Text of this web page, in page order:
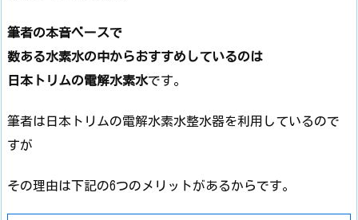
筆者の本音ベースで
数ある水素水の中からおすすめしているのは
日本トリムの電解水素水です。
筆者は日本トリムの電解水素水整水器を利用しているので
すが
その理由は下記の6つのメリットがあるからです。